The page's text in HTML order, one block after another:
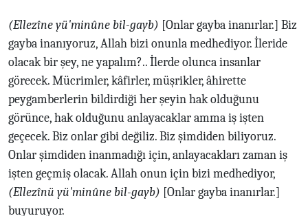
(Ellezîne yü'minûne bil-gayb) [Onlar gayba inanırlar.] Biz
gayba inanıyoruz, Allah bizi onunla medhediyor. İleride
olacak bir şey, ne yapalım?.. İlerde olunca insanlar
görecek. Mücrimler, kâfirler, müşrikler, âhirette
peygamberlerin bildirdiği her şeyin hak olduğunu
görünce, hak olduğunu anlayacaklar amma iş işten
geçecek. Biz onlar gibi değiliz. Biz şimdiden biliyoruz.
Onlar şimdiden inanmadığı için, anlayacakları zaman iş
işten geçmiş olacak. Allah onun için bizi medhediyor,
(Ellezînü yü'minûne bil-gayb) [Onlar gayba inanırlar.]
buyuruyor.